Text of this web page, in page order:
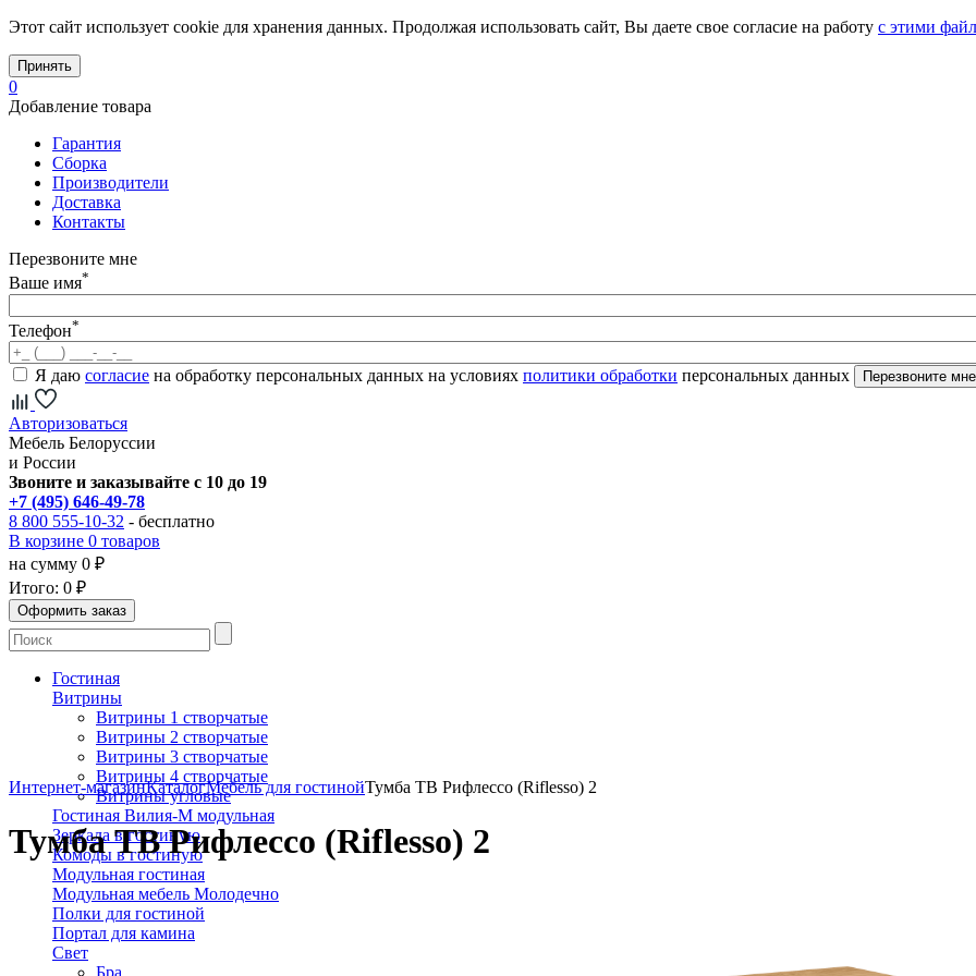
Этот сайт использует cookie для хранения данных. Продолжая использовать сайт, Вы даете свое согласие на работу с этими
Принять
0
Добавление товара
Гарантия
Сборка
Производители
Доставка
Контакты
Перезвоните мне
Ваше имя*
Телефон*
Я даю согласие на обработку персональных данных на условиях политики обработки персональных данных
Авторизоваться
Мебель Белоруссии
и России
Звоните и заказывайте с 10 до 19
+7 (495) 646-49-78
8 800 555-10-32 - бесплатно
В корзине 0 товаров
на сумму 0 ₽
Итого: 0 ₽
Гостиная
Витрины
Витрины 1 створчатые
Витрины 2 створчатые
Витрины 3 створчатые
Витрины 4 створчатые
Витрины угловые
Гостиная Вилия-М модульная
Зеркала в гостиную
Комоды в гостиную
Модульная гостиная
Модульная мебель Молодечно
Полки для гостиной
Портал для камина
Свет
Интернет-магазинКаталогМебель для гостинойТумба ТВ Рифлессо (Riflesso) 2
Тумба ТВ Рифлессо (Riflesso) 2